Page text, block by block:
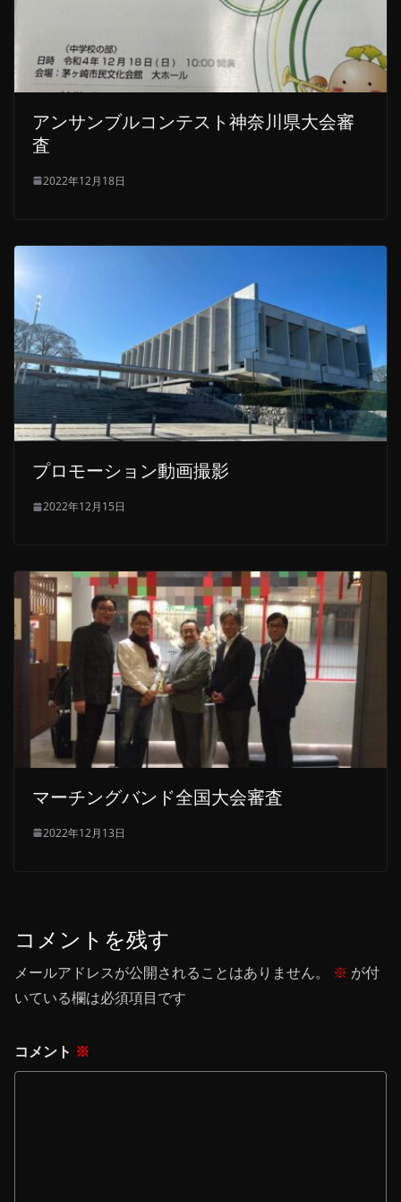
アンサンブルコンテスト神奈川県大会審
査
2022年12月18日
プロモーション動画撮影
2022年12月15日
マーチングバンド全国大会審査
2022年12月13日
コメントを残す
メールアドレスが公開されることはありません。 ※ が付
いている欄は必須項目です
コメント ※